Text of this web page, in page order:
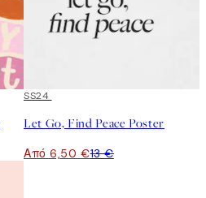
50%*
SS24
Let Go, Find Peace Poster
Από 6,50 €13 €